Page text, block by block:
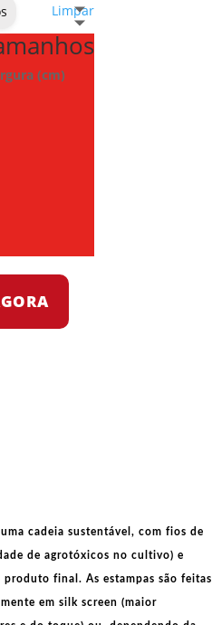
Limpar
(cm)
cadeia sustentável, com fios de
de agrotóxicos no cultivo) e
produto final. As estampas são feitas
em silk screen (maior